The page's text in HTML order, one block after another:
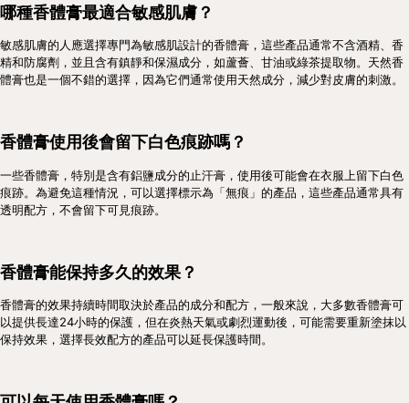
哪種香體膏最適合敏感肌膚？
敏感肌膚的人應選擇專門為敏感肌設計的香體膏，這些產品通常不含酒精、香
精和防腐劑，並且含有鎮靜和保濕成分，如蘆薈、甘油或綠茶提取物。天然香
體膏也是一個不錯的選擇，因為它們通常使用天然成分，減少對皮膚的刺激。
香體膏使用後會留下白色痕跡嗎？
一些香體膏，特別是含有鋁鹽成分的止汗膏，使用後可能會在衣服上留下白色
痕跡。為避免這種情況，可以選擇標示為「無痕」的產品，這些產品通常具有
透明配方，不會留下可見痕跡。
香體膏能保持多久的效果？
香體膏的效果持續時間取決於產品的成分和配方，一般來說，大多數香體膏可
以提供長達24小時的保護，但在炎熱天氣或劇烈運動後，可能需要重新塗抹以
保持效果，選擇長效配方的產品可以延長保護時間。